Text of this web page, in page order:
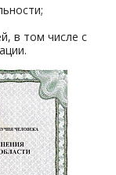
в том числе с